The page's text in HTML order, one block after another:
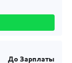
До Зарплаты